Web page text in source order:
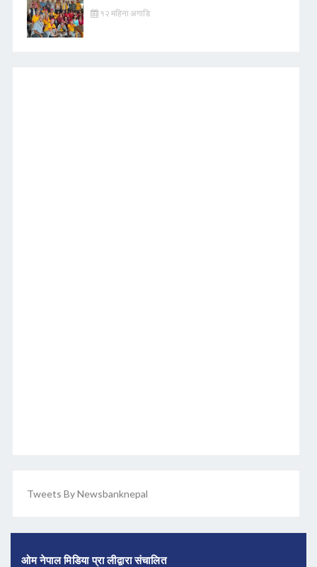
१२ महिना अगाडि
Tweets By Newsbanknepal
ओम नेपाल मिडिया प्रा लीद्वारा संचालित